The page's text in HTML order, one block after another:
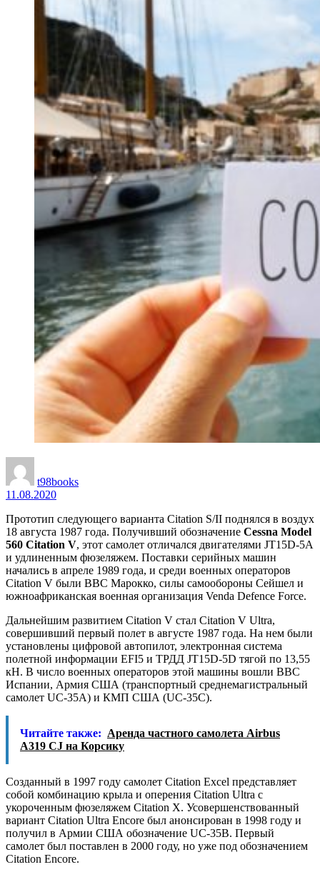
t98books
11.08.2020
Прототип следующего варианта Citation S/II поднялся в воздух
18 августа 1987 года. Получивший обозначение Cessna Model
560 Citation V, этот самолет отличался двигателями JT15D-5A
и удлиненным фюзеляжем. Поставки серийных машин
начались в апреле 1989 года, и среди военных операторов
Citation V были ВВС Марокко, силы самообороны Сейшел и
южноафриканская военная организация Venda Defence Force.
Дальнейшим развитием Citation V стал Citation V Ultra,
совершивший первый полет в августе 1987 года. На нем были
установлены цифровой автопилот, электронная система
полетной информации EFI5 и ТРДД JT15D-5D тягой по 13,55
кН. В число военных операторов этой машины вошли ВВС
Испании, Армия США (транспортный среднемагистральный
самолет UC-35A) и КМП США (UC-35C).
Читайте также: Аренда частного самолета Airbus
A319 CJ на Корсику
Созданный в 1997 году самолет Citation Excel представляет
собой комбинацию крыла и оперения Citation Ultra с
укороченным фюзеляжем Citation X. Усовершенствованный
вариант Citation Ultra Encore был анонсирован в 1998 году и
получил в Армии США обозначение UC-35B. Первый
самолет был поставлен в 2000 году, но уже под обозначением
Citation Encore.